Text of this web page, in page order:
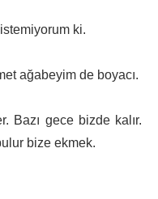
ki.
ağabeyim de boyacı.
Bazı gece bizde kalır.
bize ekmek.